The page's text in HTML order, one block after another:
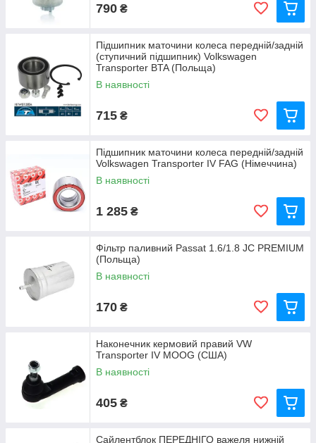
790 ₴
Підшипник маточини колеса передній/задній
(ступичний підшипник) Volkswagen
Transporter BTA (Польща)
В наявності
715 ₴
Підшипник маточини колеса передній/задній
Volkswagen Transporter IV FAG (Німеччина)
В наявності
1 285 ₴
Фільтр паливний Passat 1.6/1.8 JC PREMIUM
(Польща)
В наявності
170 ₴
Наконечник кермовий правий VW
Transporter IV MOOG (США)
В наявності
405 ₴
Сайлентблок ПЕРЕДНІГО важеля нижній